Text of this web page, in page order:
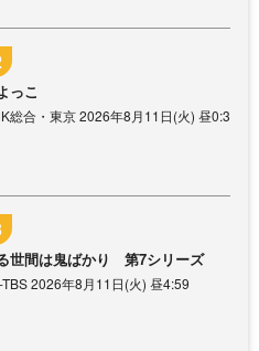
っこ
総合・東京 2026年8月11日(火) 昼0:3
世間は鬼ばかり 第7シリーズ
TBS 2026年8月11日(火) 昼4:59